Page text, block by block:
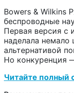
Bowers & Wilkins
беспроводные
Первая версия с
наделала
альтернативой
Но конкуренция
Читайте полный